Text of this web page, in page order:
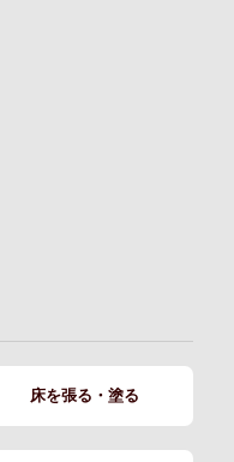
床を張る・塗る